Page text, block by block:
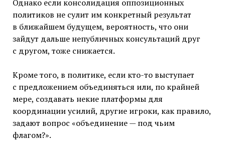
Однако если консолидация оппозиционных
политиков не сулит им конкретный результат
в ближайшем будущем, вероятность, что они
зайдут дальше непубличных консультаций друг
с другом, тоже снижается.
Кроме того, в политике, если кто-то выступает
с предложением объединяться или, по крайней
мере, создавать некие платформы для
координации усилий, другие игроки, как правило,
задают вопрос «объединение — под чьим
флагом?».